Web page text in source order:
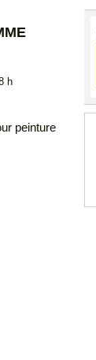
h
peinture